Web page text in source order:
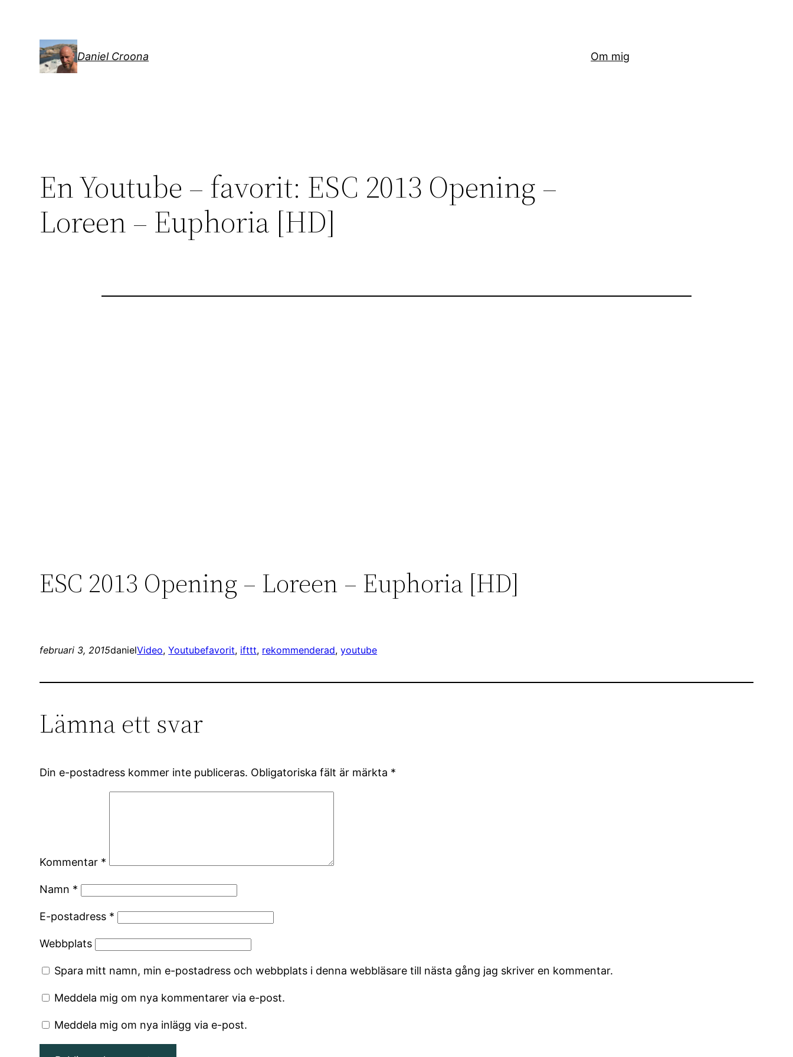
Daniel Croona
Om mig
En Youtube – favorit: ESC 2013 Opening –
Loreen – Euphoria [HD]
ESC 2013 Opening – Loreen – Euphoria [HD]
februari 3, 2015danielVideo, Youtubefavorit, ifttt, rekommenderad, youtube
Lämna ett svar
Din e-postadress kommer inte publiceras. Obligatoriska fält är märkta *
Kommentar *
Namn *
E-postadress *
Webbplats
Spara mitt namn, min e-postadress och webbplats i denna webbläsare till nästa gång jag skriver en kommentar.
Meddela mig om nya kommentarer via e-post.
Meddela mig om nya inlägg via e-post.